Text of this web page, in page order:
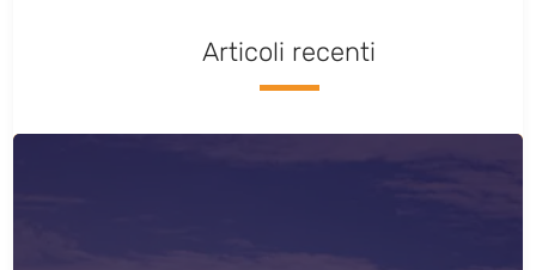
Articoli recenti